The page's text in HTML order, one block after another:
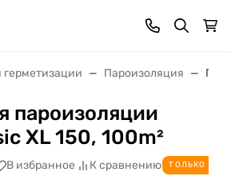
герметизации Пароизоляция
пароизоляции
ХL 150, 100m²
В избранное К сравнению ТОЛЬКО ДЛЯ